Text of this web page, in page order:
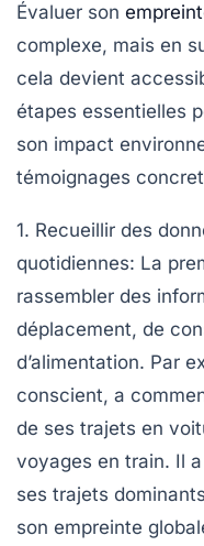
Évaluer son
complexe, mais en
cela devient
étapes essentielles
son impact
témoignages
1. Recueillir des
quotidiennes: La
rassembler des
déplacement, de
d’alimentation. Par
conscient, a
de ses trajets en
voyages en train. Il
ses trajets
son empreinte